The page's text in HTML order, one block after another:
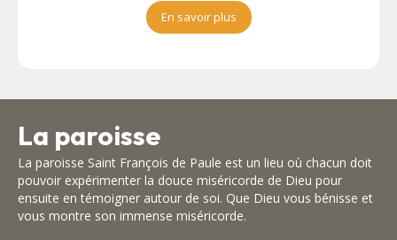
En savoir plus
La paroisse
La paroisse Saint François de Paule est un lieu où chacun doit
pouvoir expérimenter la douce miséricorde de Dieu pour
ensuite en témoigner autour de soi. Que Dieu vous bénisse et
vous montre son immense miséricorde.